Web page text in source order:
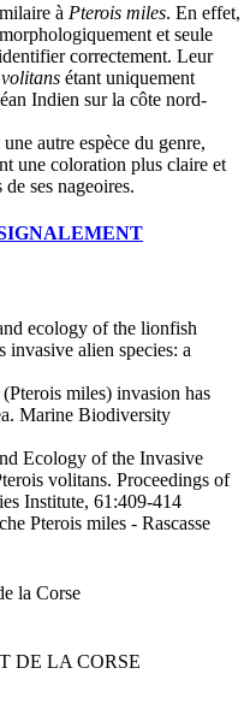
à Pterois miles. En effet,
et seule
correctement. Leur
volitans étant uniquement
Indien sur la côte nord-
autre espèce du genre,
une coloration plus claire et
ses nageoires.
ecology of the lionfish
invasive alien species: a
miles) invasion has
. Marine Biodiversity
Ecology of the Invasive
volitans. Proceedings of
Institute, 61:409-414
Pterois miles - Rascasse
DE LA CORSE